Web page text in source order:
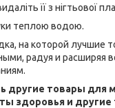
її з нігтьової
теплою водою.
на которой лучшие
радуя и расширяя
другие товары
здоровья и